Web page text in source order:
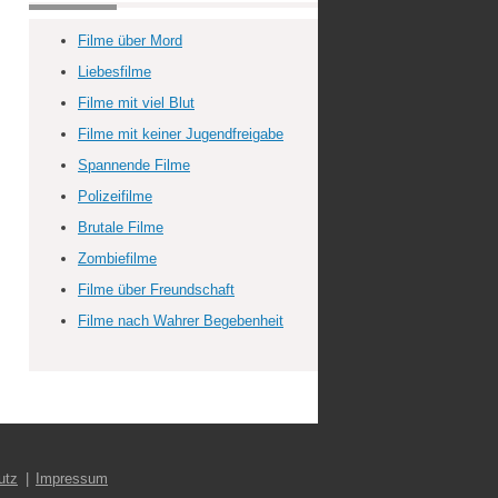
Filme über Mord
Liebesfilme
Filme mit viel Blut
Filme mit keiner Jugendfreigabe
Spannende Filme
Polizeifilme
Brutale Filme
Zombiefilme
Filme über Freundschaft
Filme nach Wahrer Begebenheit
Impressum